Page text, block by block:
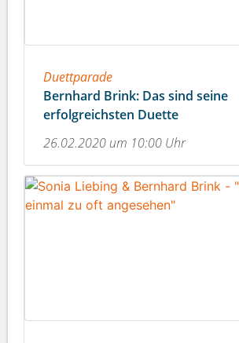
Duettparade
Bernhard Brink: Das sind seine
erfolgreichsten Duette
26.02.2020 um 10:00 Uhr